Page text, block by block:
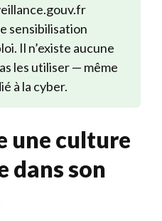
sensibilisation
Il n’existe aucune
les utiliser — même
à la cyber.
une culture
dans son